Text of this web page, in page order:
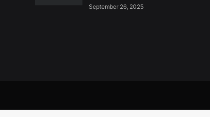
September 26, 2025